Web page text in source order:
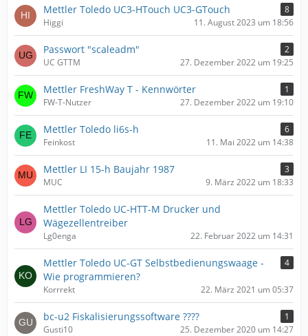
Mettler Toledo UC3-HTouch UC3-GTouch
8
Higgi
11. August 2023 um 18:56
Passwort "scaleadm"
2
UC GTTM
27. Dezember 2022 um 19:25
Mettler FreshWay T - Kennwörter
1
FW-T-Nutzer
27. Dezember 2022 um 19:10
Mettler Toledo li6s-h
6
Feinkost
11. Mai 2022 um 14:38
Mettler LI 15-h Baujahr 1987
3
MUC
9. März 2022 um 18:33
Mettler Toledo UC-HTT-M Drucker und
Wägezellentreiber
Lg0enga 22. Februar 2022 um 14:31
Mettler Toledo UC-GT Selbstbedienungswaage -
Wie programmieren?
4
Korrrekt 22. März 2021 um 05:37
bc-u2 Fiskalisierungssoftware ????
1
Gusti10
25. Dezember 2020 um 14:27